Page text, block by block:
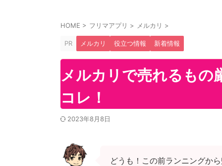
HOME > フリマアプリ > メルカリ >
PR メルカリ 役立つ情報 新着情報
メルカリで売れるもの
コレ！
2023年8月8日
どうも！この前ランニングか